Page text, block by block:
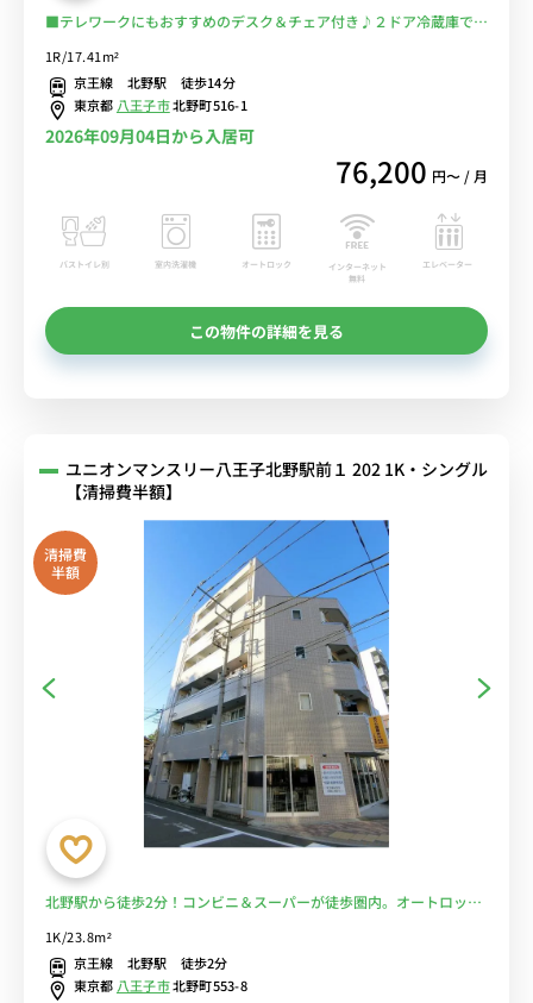
■テレワークにもおすすめのデスク＆チェア付き♪２ドア冷蔵庫でた
しでアクセス可能/駅には23時半まで営業の「京王ストア」あり■選
べるWi-Fi格安レンタル中！
1R/17.41m²
京王線 北野駅 徒歩14分
東京都 八王子市北野町516-1
2026年09月04日から入居可
76,200 円〜 / 月
バストイレ別 室内洗濯機 オートロック
インターネット
無料
エレベーター
この物件の詳細を見る
ユニオンマンスリー八王子北野駅前１ 202 1K・シングル
【清掃費半額】
清掃費
半額
北野駅から徒歩2分！コンビニ＆スーパーが徒歩圏内。オートロック
付き物件です。■選べるWi-Fi格安レンタル中！
1K/23.8m²
京王線 北野駅 徒歩2分
東京都 八王子市北野町553-8